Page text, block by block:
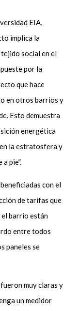
EIA,
implica la
social en el
por la
que hace
en otros barrios y
Esto demuestra
energética
la estratosfera y
pie”.
con el
de tarifas que
el barrio están
entre todos
paneles se
muy claras y
un medidor